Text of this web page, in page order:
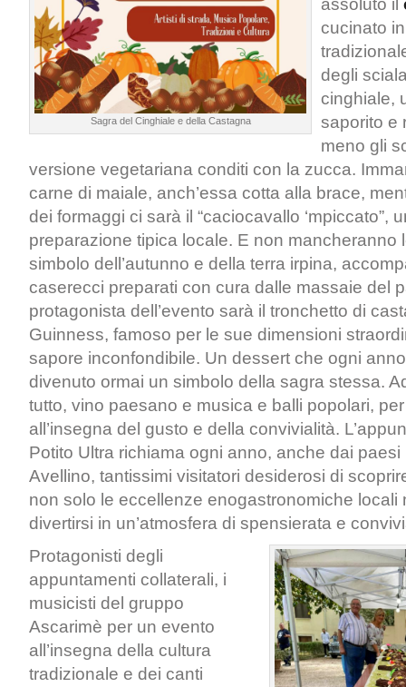
Sagra del Cinghiale e della Castagna
assoluto il
cucinato
degli
cinghiale,
saporito e
meno gli
versione vegetariana conditi con la zucca.
carne di maiale, anch’essa cotta alla brace,
dei formaggi ci sarà il “caciocavallo ‘mpiccato”,
preparazione tipica locale. E non mancheranno
simbolo dell’autunno e della terra irpina,
caserecci preparati con cura dalle massaie del
protagonista dell’evento sarà il tronchetto di
Guinness, famoso per le sue dimensioni
sapore inconfondibile. Un dessert che ogni
divenuto ormai un simbolo della sagra stessa.
tutto, vino paesano e musica e balli popolari,
all’insegna del gusto e della convivialità.
Potito Ultra richiama ogni anno, anche dai paesi
Avellino, tantissimi visitatori desiderosi di
non solo le eccellenze enogastronomiche locali
divertirsi in un’atmosfera di spensierata e
Protagonisti degli
appuntamenti collaterali, i
musicisti del gruppo
Ascarimè per un evento
all’insegna della cultura
tradizionale e dei canti